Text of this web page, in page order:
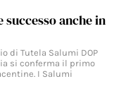
successo anche in
di Tutela Salumi DOP
si conferma il primo
I Salumi